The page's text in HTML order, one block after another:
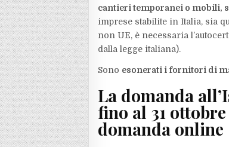
cantieri temporanei o mobili,
imprese stabilite in Italia, sia
non UE, è necessaria
dalla legge italiana).
Sono esonerati i fornitori di
La domanda
fino al 31
domanda online